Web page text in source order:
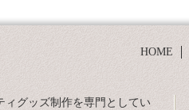
HOME
グッズ制作を専門としてい